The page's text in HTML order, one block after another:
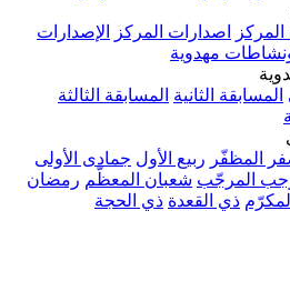
اصدارات المركز
الإصدارات
ونشاطات مهدوية
المسابقة الثانية المسابقة الثالثة
المظفّر ربيع الأول جمادى الأولى
المرجّب شعبان المعظّم رمضان
ذي القعدة ذي الحجة